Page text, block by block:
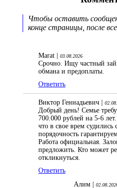
Чтобы оставить
конце страницы, после
Marat | 03.08.2026
Срочно. Ищу частный
обмана и предоплаты.
Ответить
Виктор Геннадьевич |
Добрый день! Семье
700.000 рублей на 5-6
что в свое врем судились
порядочность
Работа официальная.
предложить. Кто может
откликнуться.
Ответить
Алим |